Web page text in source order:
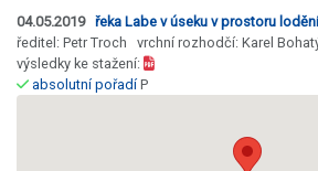
04.05.2019 řeka Labe v úseku v prostoru
ředitel: Petr Troch vrchní rozhodčí: Karel
výsledky ke stažení:
absolutní pořadíP